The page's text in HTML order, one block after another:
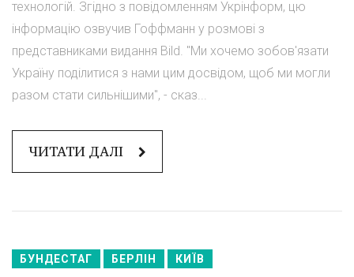
технологій. Згідно з повідомленням Укрінформ, цю
інформацію озвучив Гоффманн у розмові з
представниками видання Bild. "Ми хочемо зобов'язати
Україну поділитися з нами цим досвідом, щоб ми могли
разом стати сильнішими", - сказ...
ЧИТАТИ ДАЛІ
БУНДЕСТАГ БЕРЛІН КИЇВ